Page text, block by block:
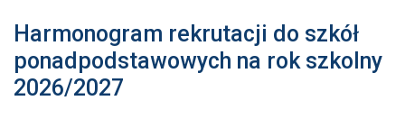
Harmonogram rekrutacji do szkół
ponadpodstawowych na rok szkolny
2026/2027